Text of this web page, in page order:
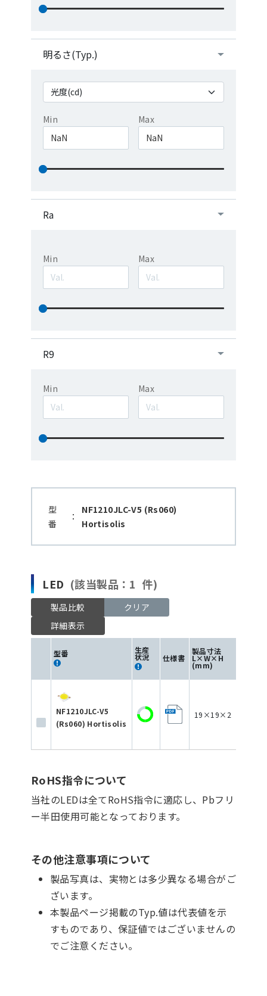
明るさ(Typ.)
Min Max
Ra
Min Max
R9
Min Max
型
番
：
NF1210JLC-V5 (Rs060)
Hortisolis
LED (該当製品：1 件)
製品比較
クリア
詳細表示
型番 生産
状況 仕様書
製品寸法
L×W×H
(mm)
NF1210JLC-V5
(Rs060) Hortisolis
19×19×2
RoHS指令について
当社のLEDは全てRoHS指令に適応し、Pbフリ
ー半田使用可能となっております。
その他注意事項について
製品写真は、実物とは多少異なる場合がご
ざいます。
本製品ページ掲載のTyp.値は代表値を示
すものであり、保証値ではございませんの
でご注意ください。